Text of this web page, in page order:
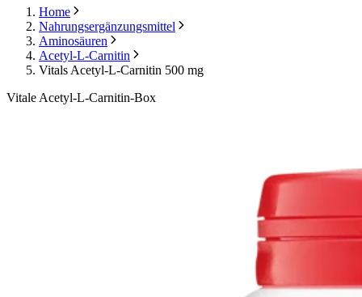
Home
Nahrungsergänzungsmittel
Aminosäuren
Acetyl-L-Carnitin
Vitals Acetyl-L-Carnitin 500 mg
Vitale Acetyl-L-Carnitin-Box